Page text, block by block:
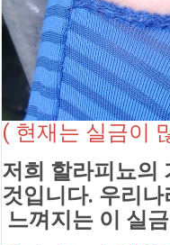
( 현재는 실금이
저희 할라피뇨의
것입니다. 우리나
느껴지는 이 실